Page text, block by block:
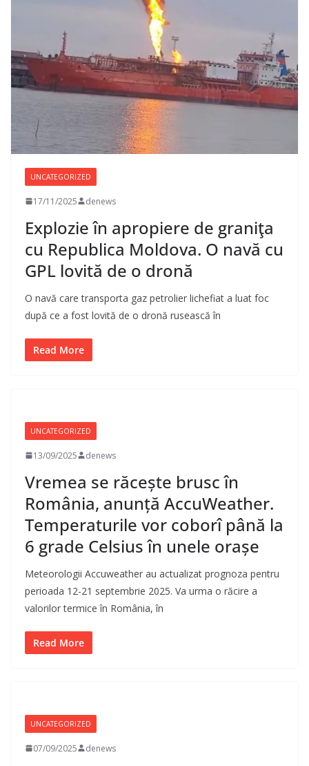
UNCATEGORIZED
17/11/2025 denews
Explozie în apropiere de graniţa
cu Republica Moldova. O navă cu
GPL lovită de o dronă
O navă care transporta gaz petrolier lichefiat a luat foc
după ce a fost lovită de o dronă rusească în
Read More
UNCATEGORIZED
13/09/2025 denews
Vremea se răcește brusc în
România, anunță AccuWeather.
Temperaturile vor coborî până la
6 grade Celsius în unele orașe
Meteorologii Accuweather au actualizat prognoza pentru
perioada 12-21 septembrie 2025. Va urma o răcire a
valorilor termice în România, în
Read More
UNCATEGORIZED
07/09/2025 denews